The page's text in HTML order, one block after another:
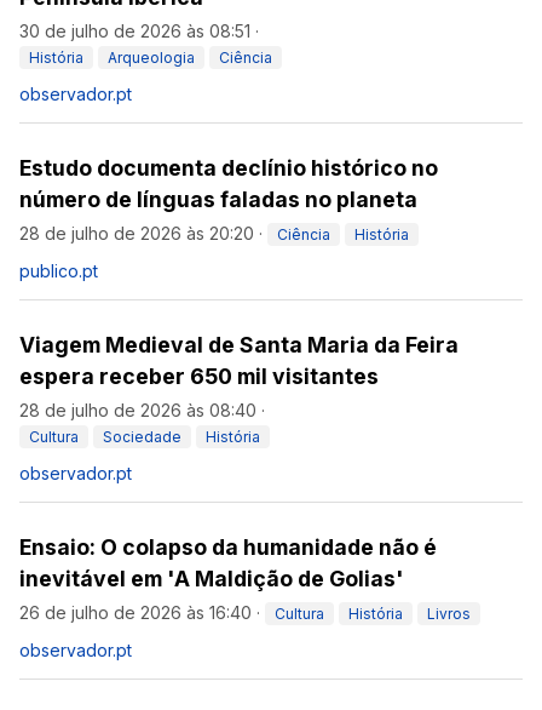
30 de julho de 2026 às 08:51 ·
História Arqueologia Ciência
observador.pt
Estudo documenta declínio histórico no
número de línguas faladas no planeta
28 de julho de 2026 às 20:20 · Ciência História
publico.pt
Viagem Medieval de Santa Maria da Feira
espera receber 650 mil visitantes
28 de julho de 2026 às 08:40 ·
Cultura Sociedade História
observador.pt
Ensaio: O colapso da humanidade não é
inevitável em 'A Maldição de Golias'
26 de julho de 2026 às 16:40 · Cultura História Livros
observador.pt